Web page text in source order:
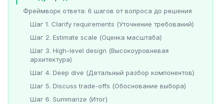
Фреймворк ответа: 6 шагов от вопроса до решения
Шаг 1. Clarify requirements (Уточнение требований)
Шаг 2. Estimate scale (Оценка масштаба)
Шаг 3. High-level design (Высокоуровневая
архитектура)
Шаг 4. Deep dive (Детальный разбор компонентов)
Шаг 5. Discuss trade-offs (Обоснование выбора)
Шаг 6. Summarize (Итог)